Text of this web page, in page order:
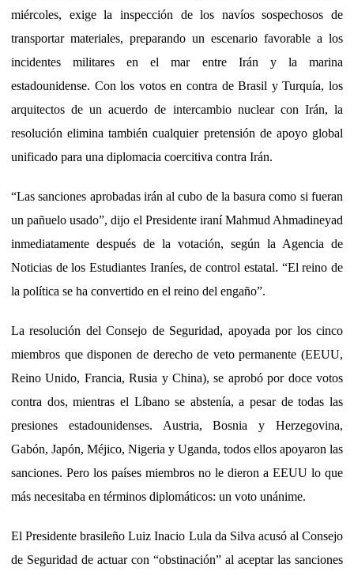
miércoles, exige la inspección de los navíos sospechosos de
transportar materiales, preparando un escenario favorable a los
incidentes militares en el mar entre Irán y la marina
estadounidense. Con los votos en contra de Brasil y Turquía, los
arquitectos de un acuerdo de intercambio nuclear con Irán, la
resolución elimina también cualquier pretensión de apoyo global
unificado para una diplomacia coercitiva contra Irán.
“Las sanciones aprobadas irán al cubo de la basura como si fueran
un pañuelo usado”, dijo el Presidente iraní Mahmud Ahmadineyad
inmediatamente después de la votación, según la Agencia de
Noticias de los Estudiantes Iraníes, de control estatal. “El reino de
la política se ha convertido en el reino del engaño”.
La resolución del Consejo de Seguridad, apoyada por los cinco
miembros que disponen de derecho de veto permanente (EEUU,
Reino Unido, Francia, Rusia y China), se aprobó por doce votos
contra dos, mientras el Líbano se abstenía, a pesar de todas las
presiones estadounidenses. Austria, Bosnia y Herzegovina,
Gabón, Japón, Méjico, Nigeria y Uganda, todos ellos apoyaron las
sanciones. Pero los países miembros no le dieron a EEUU lo que
más necesitaba en términos diplomáticos: un voto unánime.
El Presidente brasileño Luiz Inacio Lula da Silva acusó al Consejo
de Seguridad de actuar con “obstinación” al aceptar las sanciones